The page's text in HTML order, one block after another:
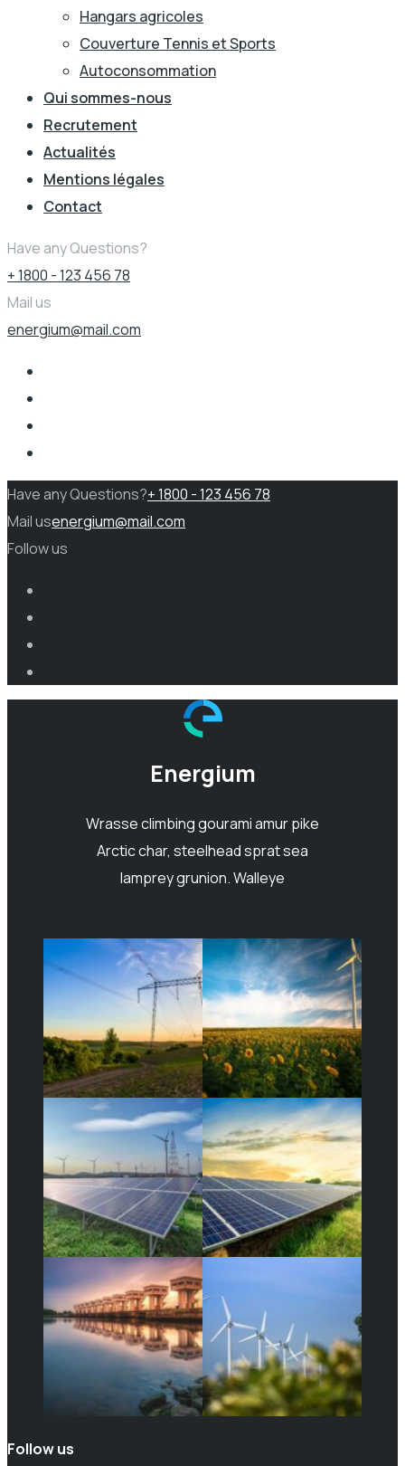
Hangars agricoles
Couverture Tennis et Sports
Autoconsommation
Qui sommes-nous
Recrutement
Actualités
Mentions légales
Contact
Have any Questions?
+ 1800 - 123 456 78
Mail us
energium@mail.com
Have any Questions?+ 1800 - 123 456 78
Mail usenergium@mail.com
Follow us
Energium
Wrasse climbing gourami amur pike
Arctic char, steelhead sprat sea
lamprey grunion. Walleye
Follow us